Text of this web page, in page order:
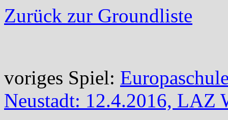
Zurück zur Groundliste
voriges Spiel:
Neustadt: 12.4.2016, LAZ